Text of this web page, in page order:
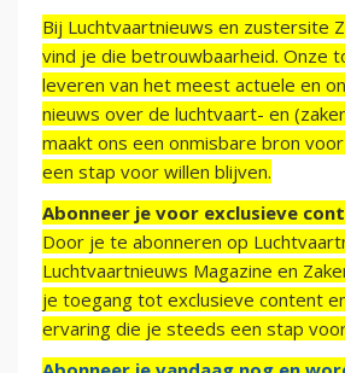
Bij Luchtvaartnieuws en zustersite
vind je die betrouwbaarheid. Onze
leveren van het meest actuele en
nieuws over de luchtvaart- en
maakt ons een onmisbare bron
een stap voor willen blijven.
Abonneer je voor exclusieve
Door je te abonneren op
Luchtvaartnieuws Magazine en
je toegang tot exclusieve content
ervaring die je steeds een stap